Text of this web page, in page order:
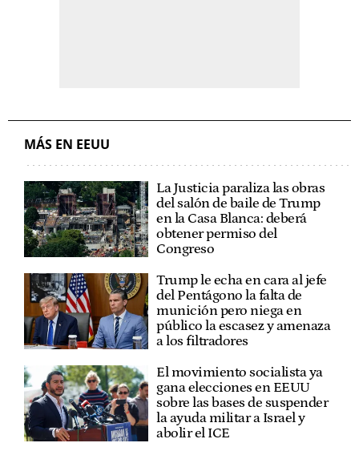
MÁS EN EEUU
La Justicia paraliza las obras
del salón de baile de Trump
en la Casa Blanca: deberá
obtener permiso del
Congreso
Trump le echa en cara al jefe
del Pentágono la falta de
munición pero niega en
público la escasez y amenaza
a los filtradores
El movimiento socialista ya
gana elecciones en EEUU
sobre las bases de suspender
la ayuda militar a Israel y
abolir el ICE